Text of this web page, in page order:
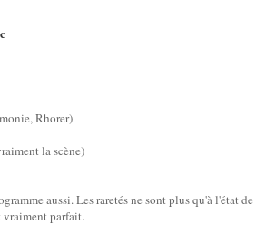
Rhorer)
la scène)
aussi. Les raretés ne sont plus qu'à l'état
vraiment parfait.